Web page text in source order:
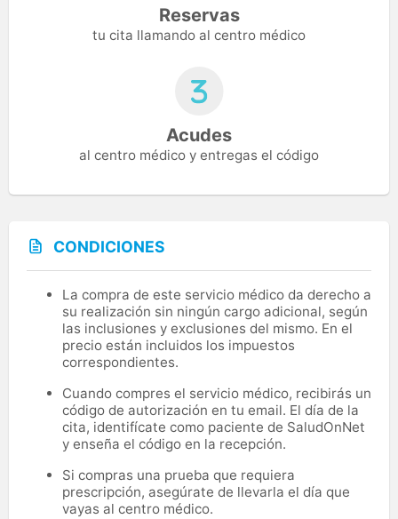
Reservas
tu cita llamando al centro médico
Acudes
al centro médico y entregas el código
CONDICIONES
La compra de este servicio médico da derecho a
su realización sin ningún cargo adicional, según
las inclusiones y exclusiones del mismo. En el
precio están incluidos los impuestos
correspondientes.
Cuando compres el servicio médico, recibirás un
código de autorización en tu email. El día de la
cita, identifícate como paciente de SaludOnNet
y enseña el código en la recepción.
Si compras una prueba que requiera
prescripción, asegúrate de llevarla el día que
vayas al centro médico.